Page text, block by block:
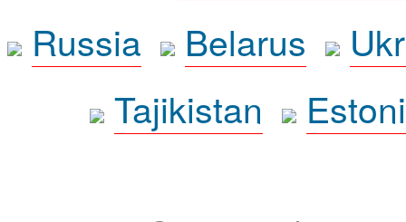
Russia
Belarus
Tajikistan